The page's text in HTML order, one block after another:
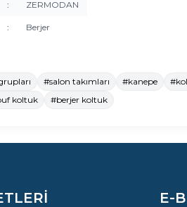
: ZERMODAN
: Berjer
#salon takımları #kanepe
koltuk #berjer koltuk
E-